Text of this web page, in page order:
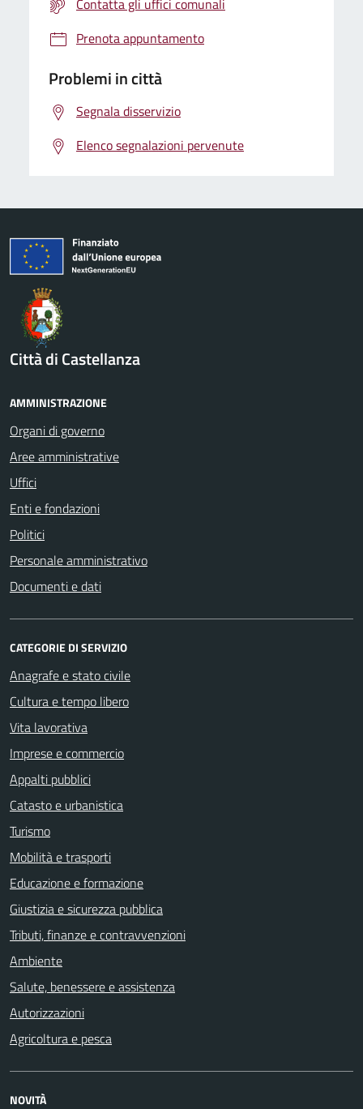
Contatta gli uffici comunali
Prenota appuntamento
Problemi in città
Segnala disservizio
Elenco segnalazioni pervenute
Città di Castellanza
AMMINISTRAZIONE
Organi di governo
Aree amministrative
Uffici
Enti e fondazioni
Politici
Personale amministrativo
Documenti e dati
CATEGORIE DI SERVIZIO
Anagrafe e stato civile
Cultura e tempo libero
Vita lavorativa
Imprese e commercio
Appalti pubblici
Catasto e urbanistica
Turismo
Mobilità e trasporti
Educazione e formazione
Giustizia e sicurezza pubblica
Tributi, finanze e contravvenzioni
Ambiente
Salute, benessere e assistenza
Autorizzazioni
Agricoltura e pesca
NOVITÀ